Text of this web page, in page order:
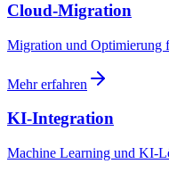
Cloud-Migration
Migration und Optimierung
Mehr erfahren
KI-Integration
Machine Learning und KI-